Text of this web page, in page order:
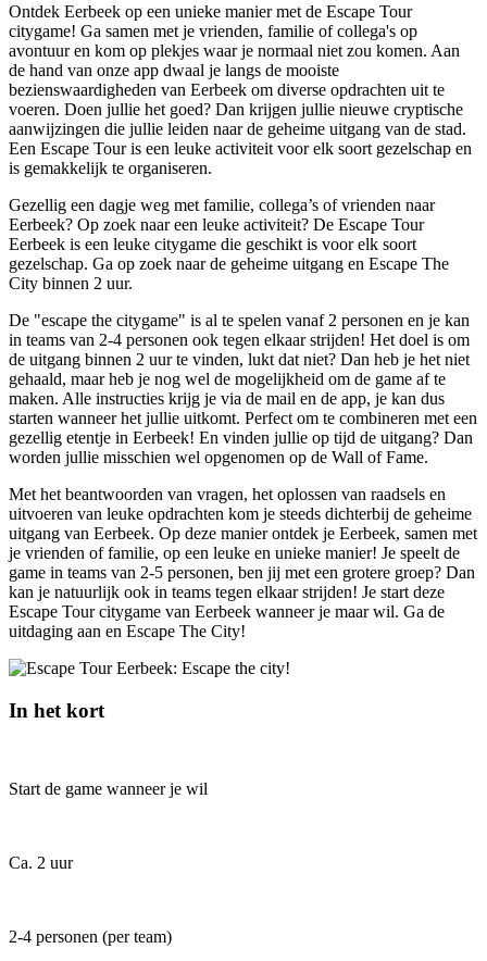
Ontdek Eerbeek op een unieke manier met de Escape Tour
citygame! Ga samen met je vrienden, familie of collega's op
avontuur en kom op plekjes waar je normaal niet zou komen. Aan
de hand van onze app dwaal je langs de mooiste
bezienswaardigheden van Eerbeek om diverse opdrachten uit te
voeren. Doen jullie het goed? Dan krijgen jullie nieuwe cryptische
aanwijzingen die jullie leiden naar de geheime uitgang van de stad.
Een Escape Tour is een leuke activiteit voor elk soort gezelschap en
is gemakkelijk te organiseren.
Gezellig een dagje weg met familie, collega’s of vrienden naar
Eerbeek? Op zoek naar een leuke activiteit? De Escape Tour
Eerbeek is een leuke citygame die geschikt is voor elk soort
gezelschap. Ga op zoek naar de geheime uitgang en Escape The
City binnen 2 uur.
De "escape the citygame" is al te spelen vanaf 2 personen en je kan
in teams van 2-4 personen ook tegen elkaar strijden! Het doel is om
de uitgang binnen 2 uur te vinden, lukt dat niet? Dan heb je het niet
gehaald, maar heb je nog wel de mogelijkheid om de game af te
maken. Alle instructies krijg je via de mail en de app, je kan dus
starten wanneer het jullie uitkomt. Perfect om te combineren met een
gezellig etentje in Eerbeek! En vinden jullie op tijd de uitgang? Dan
worden jullie misschien wel opgenomen op de Wall of Fame.
Met het beantwoorden van vragen, het oplossen van raadsels en
uitvoeren van leuke opdrachten kom je steeds dichterbij de geheime
uitgang van Eerbeek. Op deze manier ontdek je Eerbeek, samen met
je vrienden of familie, op een leuke en unieke manier! Je speelt de
game in teams van 2-5 personen, ben jij met een grotere groep? Dan
kan je natuurlijk ook in teams tegen elkaar strijden! Je start deze
Escape Tour citygame van Eerbeek wanneer je maar wil. Ga de
uitdaging aan en Escape The City!
In het kort
Start de game wanneer je wil
Ca. 2 uur
2-4 personen (per team)